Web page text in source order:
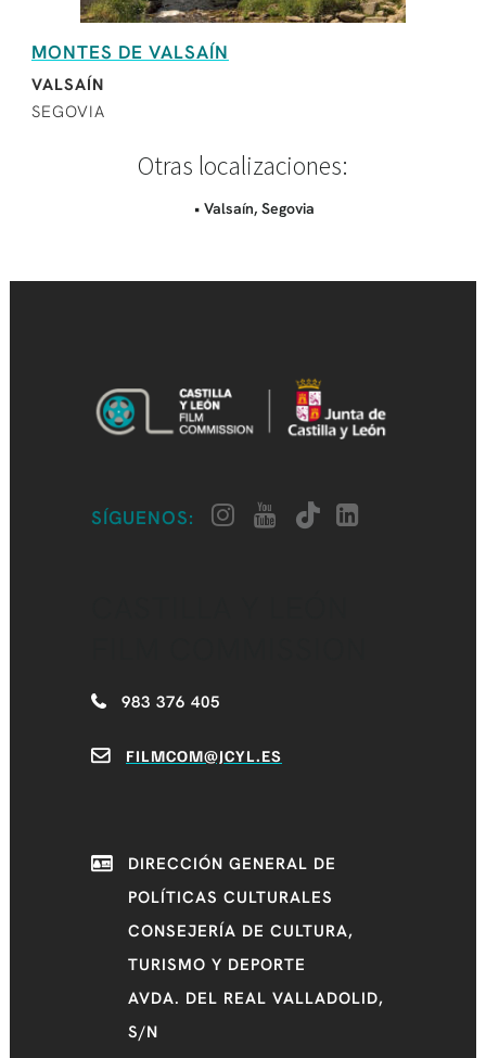
MONTES DE VALSAÍN
VALSAÍN
SEGOVIA
Otras localizaciones:
• Valsaín, Segovia
SÍGUENOS:
983 376 405
FILMCOM@JCYL.ES
DIRECCIÓN GENERAL DE
POLÍTICAS CULTURALES
CONSEJERÍA DE CULTURA,
TURISMO Y DEPORTE
AVDA. DEL REAL VALLADOLID,
S/N